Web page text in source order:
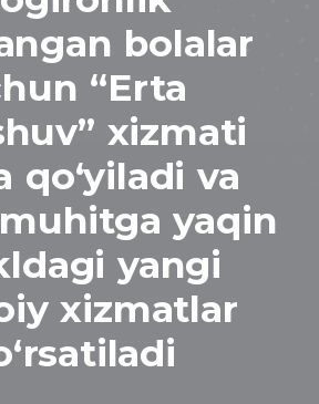
bolalar
“Erta
xizmati
qo‘yiladi va
yaqin
yangi
xizmatlar